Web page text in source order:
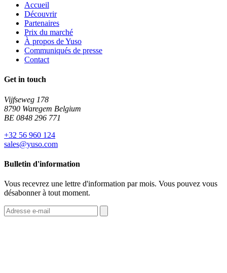
Accueil
Découvrir
Partenaires
Prix du marché
À propos de Yuso
Communiqués de presse
Contact
Get in touch
Vijfseweg 178
8790 Waregem Belgium
BE 0848 296 771
+32 56 960 124
sales@yuso.com
Bulletin d'information
Vous recevrez une lettre d'information par mois. Vous pouvez vous
désabonner à tout moment.